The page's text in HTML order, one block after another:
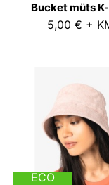
Bucket müts
5,00 € +
ECO